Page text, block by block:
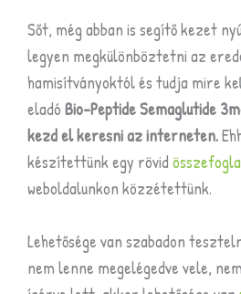
Sőt, még abban is segítő kezet
legyen megkülönböztetni az
hamisítványoktól és tudja mire
eladó Bio-Peptide Semaglutide
kezd el keresni az interneten.
készítettünk egy rövid
weboldalunkon közzétettünk.
Lehetősége van szabadon
nem lenne megelégedve vele,